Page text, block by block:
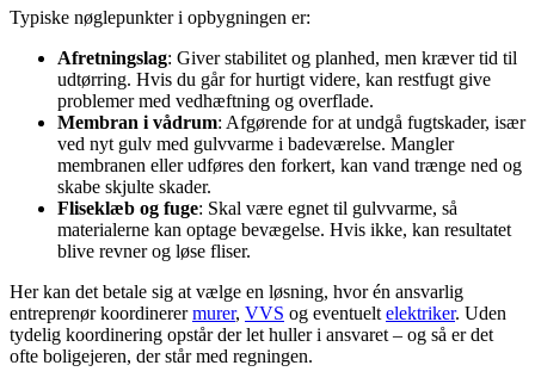
Typiske nøglepunkter i opbygningen er:
Afretningslag: Giver stabilitet og planhed, men kræver tid til
udtørring. Hvis du går for hurtigt videre, kan restfugt give
problemer med vedhæftning og overflade.
Membran i vådrum: Afgørende for at undgå fugtskader, især
ved nyt gulv med gulvvarme i badeværelse. Mangler
membranen eller udføres den forkert, kan vand trænge ned og
skabe skjulte skader.
Fliseklæb og fuge: Skal være egnet til gulvvarme, så
materialerne kan optage bevægelse. Hvis ikke, kan resultatet
blive revner og løse fliser.
Her kan det betale sig at vælge en løsning, hvor én ansvarlig
entreprenør koordinerermurer, VVS og eventuelt elektriker. Uden
tydelig koordinering opstår der let huller i ansvaret – og så er det
ofte boligejeren, der står med regningen.